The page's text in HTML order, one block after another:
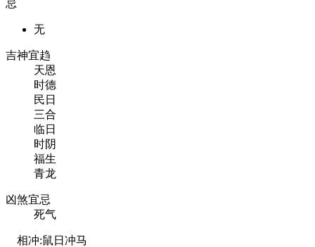
忌
无
吉神宜趋
天恩
时德
民日
三合
临日
时阴
福生
青龙
凶煞宜忌
死气
相冲:鼠日冲马